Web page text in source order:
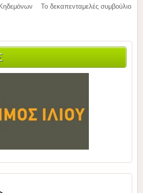
Το δεκαπενταμελές συμβούλιο